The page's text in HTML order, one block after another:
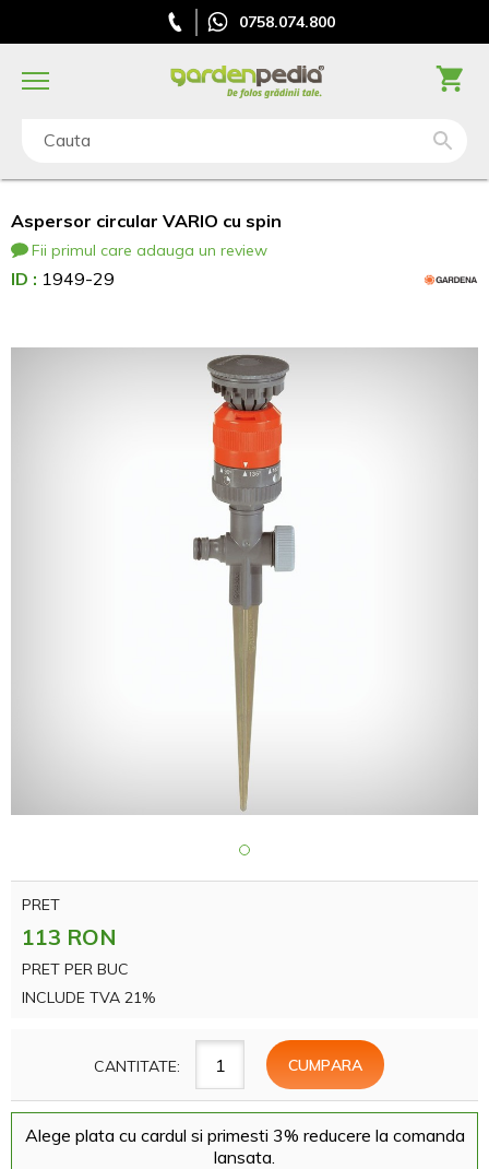
0758.074.800
Cauta
Aspersor circular VARIO cu spin
Fii primul care adauga un review
ID : 1949-29
PRET
113 RON
PRET PER BUC
INCLUDE TVA 21%
CANTITATE:
Alege plata cu cardul si primesti 3% reducere la comanda
lansata.